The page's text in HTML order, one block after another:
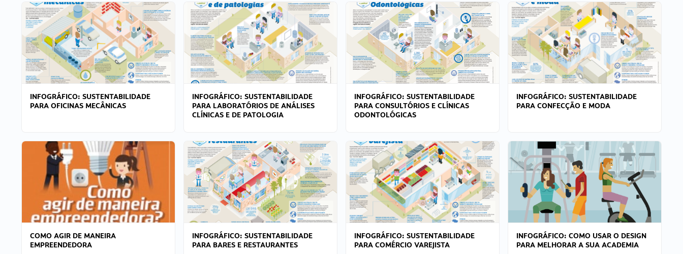
INFOGRÁFICO: SUSTENTABILIDADE
PARA OFICINAS MECÂNICAS
INFOGRÁFICO: SUSTENTABILIDADE
PARA LABORATÓRIOS DE ANÁLISES
CLÍNICAS E DE PATOLOGIA
INFOGRÁFICO: SUSTENTABILIDADE
PARA CONSULTÓRIOS E CLÍNICAS
ODONTOLÓGICAS
INFOGRÁFICO: SUSTENTABILIDADE
PARA CONFECÇÃO E MODA
COMO AGIR DE MANEIRA
EMPREENDEDORA
INFOGRÁFICO: SUSTENTABILIDADE
PARA BARES E RESTAURANTES
INFOGRÁFICO: SUSTENTABILIDADE
PARA COMÉRCIO VAREJISTA
INFOGRÁFICO: COMO USAR O DESIGN
PARA MELHORAR A SUA ACADEMIA